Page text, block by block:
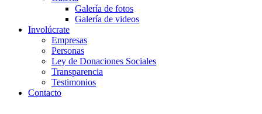
Galería de fotos
Galería de videos
Involúcrate
Empresas
Personas
Ley de Donaciones Sociales
Transparencia
Testimonios
Contacto